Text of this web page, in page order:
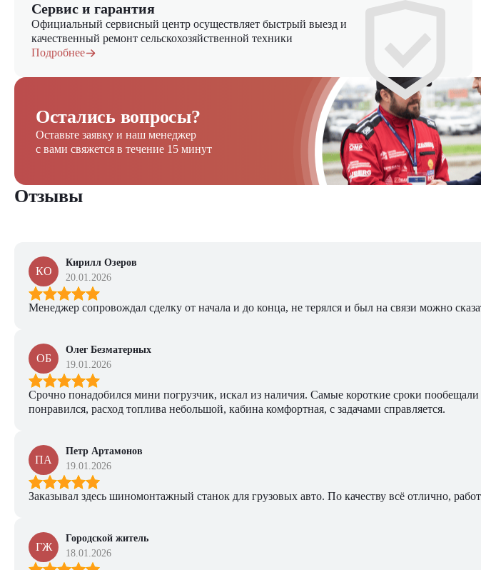
Сервис и гарантия
Официальный сервисный центр осуществляет быстрый выезд и
качественный ремонт сельскохозяйственной техники
Подробнее
Остались вопросы?
Оставьте заявку и наш менеджер
с вами свяжется в течение 15 минут
Отзывы
КО
Кирилл Озеров
20.01.2026
Менеджер сопровождал сделку от начала и до конца, не терялся и был на связи можно
ОБ
Олег Безматерных
19.01.2026
Срочно понадобился мини погрузчик, искал из наличия. Самые короткие сроки
понравился, расход топлива небольшой, кабина комфортная, с задачами справляется.
ПА
Петр Артамонов
19.01.2026
Заказывал здесь шиномонтажный станок для грузовых авто. По качеству всё отлично,
ГЖ
Городской житель
18.01.2026